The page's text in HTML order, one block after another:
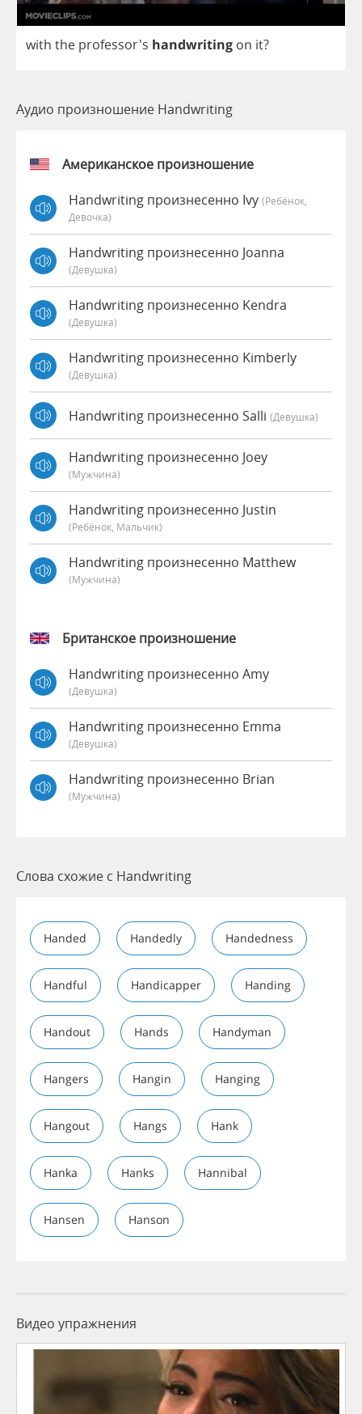
with the professor's handwriting on it?
Аудио произношение Handwriting
Американское произношение
Handwriting произнесенно Ivy (Ребёнок,
Девочка)
Handwriting произнесенно Joanna
(девушка)
Handwriting произнесенно Kendra
(девушка)
Handwriting произнесенно Kimberly
(девушка)
Handwriting произнесенно Salli (девушка)
Handwriting произнесенно Joey
(мужчина)
Handwriting произнесенно Justin
(Ребёнок, Мальчик)
Handwriting произнесенно Matthew
(мужчина)
Британское произношение
Handwriting произнесенно Amy
(девушка)
Handwriting произнесенно Emma
(девушка)
Handwriting произнесенно Brian
(мужчина)
Слова схожие с Handwriting
Handed Handedly Handedness
Handful Handicapper Handing
Handout Hands Handyman
Hangers Hangin Hanging
Hangout Hangs Hank
Hanka Hanks Hannibal
Hansen Hanson
Видео упражнения